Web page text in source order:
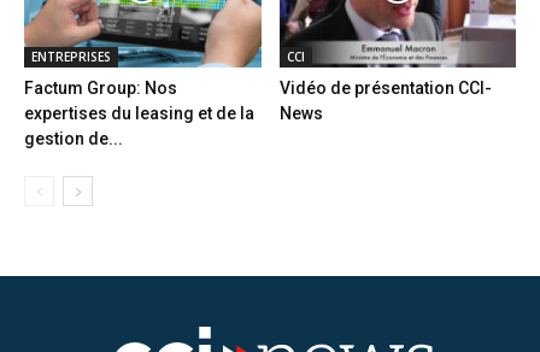
ENTREPRISES
Factum Group: Nos
expertises du leasing et de la
gestion de...
CCI
Vidéo de présentation CCI-
News